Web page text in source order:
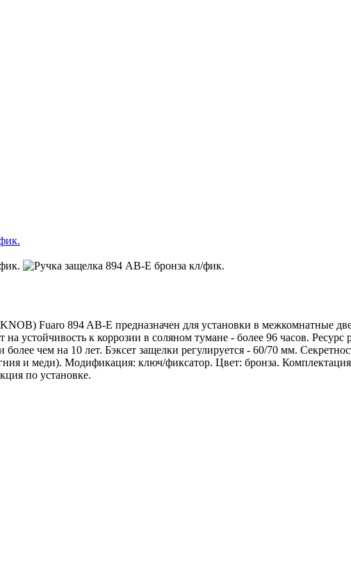
Fuaro 894 AB-E предназначен для установки в межкомнатные
на устойчивость к коррозии в соляном тумане - более 96 часов.
более чем на 10 лет. Бэксет защелки регулируется - 60/70 мм.
и меди). Модификация: ключ/фиксатор. Цвет: бронза.
по установке.